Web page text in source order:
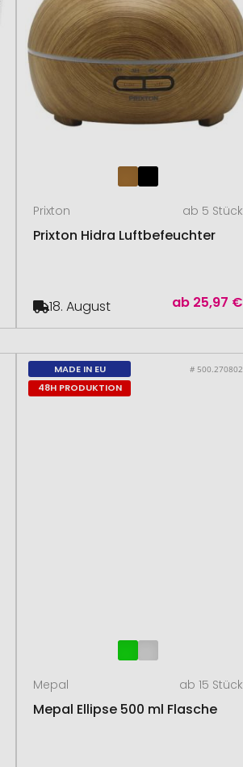
Prixton ab 5 Stück
Prixton Hidra Luftbefeuchter
ab 25,97 €
18. August
MADE IN EU
48H PRODUKTION
# 500.270802
Mepal ab 15 Stück
Mepal Ellipse 500 ml Flasche